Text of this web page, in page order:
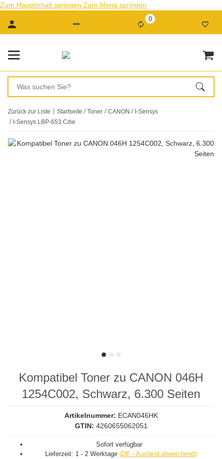
Zum Hauptinhalt springen Zum Menü springen
0
Zurück zur Liste Startseite Toner CANON
I-Sensys
I-Sensys LBP-653 Cdw
Kompatibel Toner zu CANON 046H
1254C002, Schwarz, 6.300 Seiten
Artikelnummer: ECAN046HK
GTIN: 4260655062051
Sofort verfügbar
Lieferzeit: 1 - 2 Werktage (DE - Ausland abweichend)